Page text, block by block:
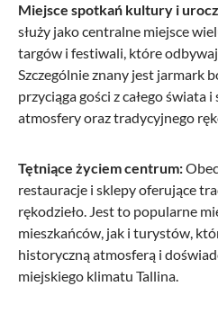
Miejsce spotkań kultury i
służy jako centralne miejsce
targów i festiwali, które
Szczególnie znany jest jarmark
przyciąga gości z całego świata
atmosfery oraz tradycyjnego
Tętniące życiem centrum:
restauracje i sklepy oferujące
rękodzieło. Jest to popularne
mieszkańców, jak i turystów,
historyczną atmosferą i
miejskiego klimatu Tallina.